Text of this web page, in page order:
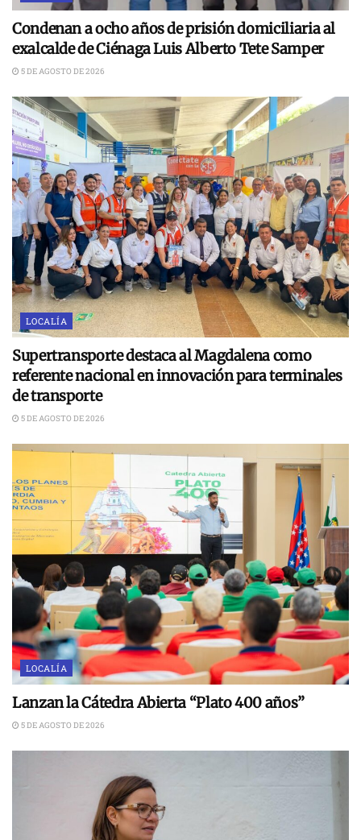
Condenan a ocho años de prisión domiciliaria al
exalcalde de Ciénaga Luis Alberto Tete Samper
5 DE AGOSTO DE 2026
LOCALÍA
Supertransporte destaca al Magdalena como
referente nacional en innovación para terminales
de transporte
5 DE AGOSTO DE 2026
LOCALÍA
Lanzan la Cátedra Abierta “Plato 400 años”
5 DE AGOSTO DE 2026